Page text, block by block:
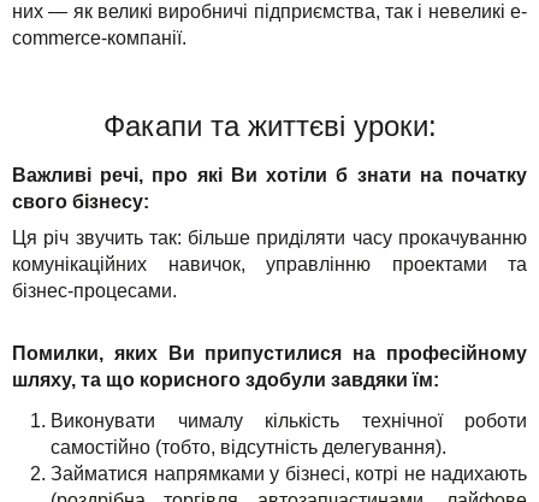
них — як великі виробничі підприємства, так і невеликі e-
commerce-компанії.
Факапи та життєві уроки:
Важливі речі, про які Ви хотіли б знати на початку
свого бізнесу:
Ця річ звучить так: більше приділяти часу прокачуванню
комунікаційних навичок, управлінню проектами та
бізнес-процесами.
Помилки, яких Ви припустилися на професійному
шляху, та що корисного здобули завдяки їм:
Виконувати чималу кількість технічної роботи
самостійно (тобто, відсутність делегування).
Займатися напрямками у бізнесі, котрі не надихають